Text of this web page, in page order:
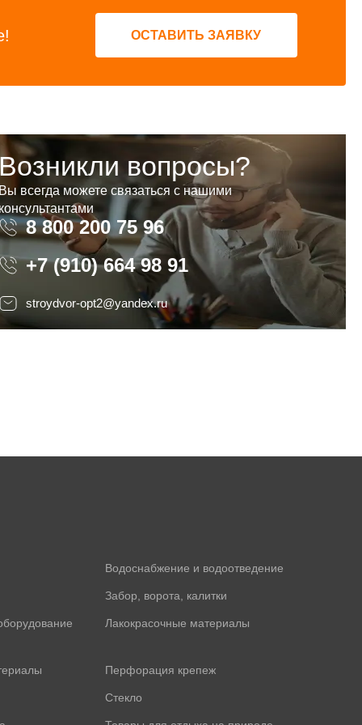
ОСТАВИТЬ ЗАЯВКУ
вопросы?
всегда можете связаться с нашими
8 800 200 75 96 8 800 200 75 96
+7 (910) 664 98 91
stroydvor-opt2@yandex.ru
Водоснабжение и водоотведение
Забор, ворота, калитки
Лакокрасочные материалы
Перфорация крепеж
Стекло